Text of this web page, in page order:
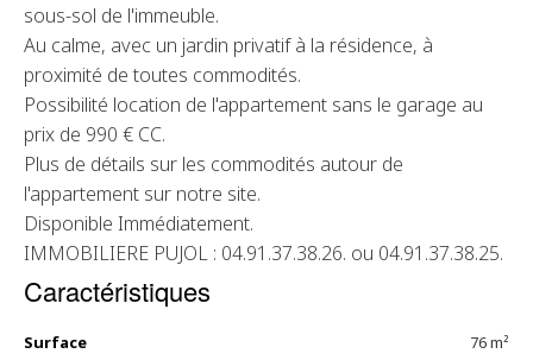
sous-sol de l'immeuble.
Au calme, avec un jardin privatif à la résidence, à
proximité de toutes commodités.
Possibilité location de l'appartement sans le garage au
prix de 990 € CC.
Plus de détails sur les commodités autour de
l'appartement sur notre site.
Disponible Immédiatement.
IMMOBILIERE PUJOL : 04.91.37.38.26. ou 04.91.37.38.25.
Caractéristiques
Surface 76 m²